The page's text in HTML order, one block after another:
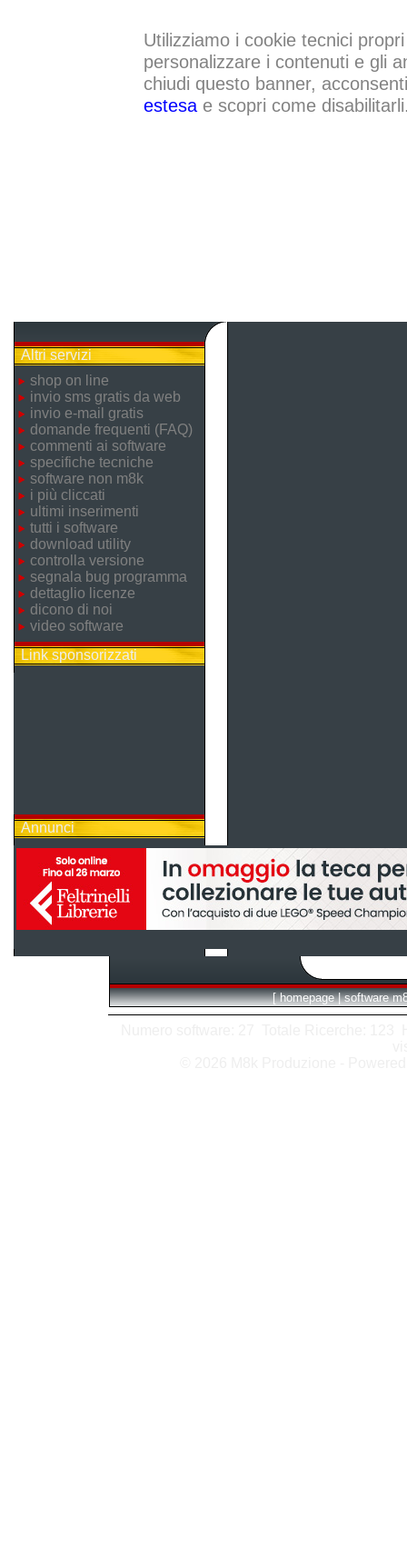
Utilizziamo i cookie tecnici
personalizzare i contenuti e gli
chiudi questo banner,
estesae scopri come
Altri servizi
shop on line
invio sms gratis da web
invio e-mail gratis
domande frequenti (FAQ)
commenti ai software
specifiche tecniche
software non m8k
i più cliccati
ultimi inserimenti
tutti i software
download utility
controlla versione
segnala bug programma
dettaglio licenze
dicono di noi
video software
Link sponsorizzati
Annunci
[ homepage | software